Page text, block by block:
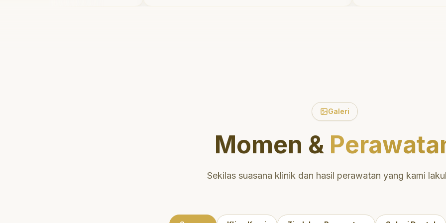
Galeri
Momen &
Sekilas suasana klinik dan hasil perawatan yang kami